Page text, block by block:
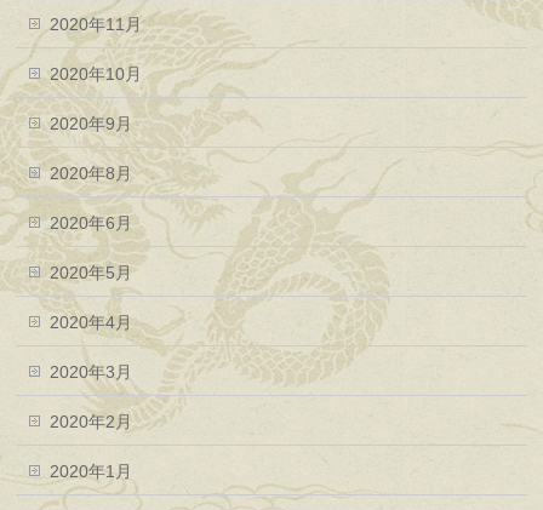
2020年11月
2020年10月
2020年9月
2020年8月
2020年6月
2020年5月
2020年4月
2020年3月
2020年2月
2020年1月